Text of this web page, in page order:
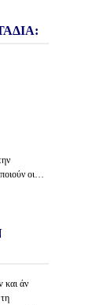
οι…
και άν